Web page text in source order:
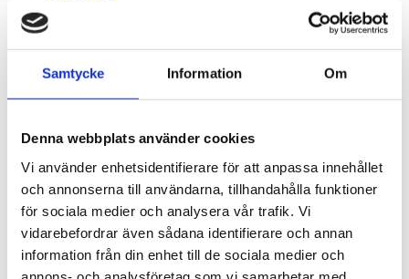
Samtycke Information Om
Denna webbplats använder cookies
Vi använder enhetsidentifierare för att anpassa innehållet
och annonserna till användarna, tillhandahålla funktioner
för sociala medier och analysera vår trafik. Vi
vidarebefordrar även sådana identifierare och annan
information från din enhet till de sociala medier och
Marinarkeologi
Teknisk data
Framtiden
Digitala upplevelser
Föreläsningar & filmer
KLM Play
Videobibliotek (Youtube)
Podcast & ljud
Podcast
Audioguide